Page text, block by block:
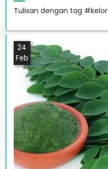
Tulisan dengan tag #kelor
24
Feb